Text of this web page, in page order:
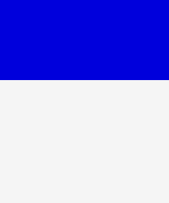
Partenaires